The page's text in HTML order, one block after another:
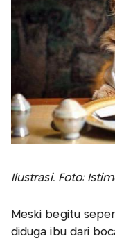
Ilustrasi. Foto:
Meski begitu
diduga ibu dari